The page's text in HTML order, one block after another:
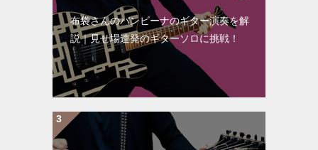
布袋さんのバンビーナのギター演奏を解
説｜見せ場連発のギターソロに挑戦！